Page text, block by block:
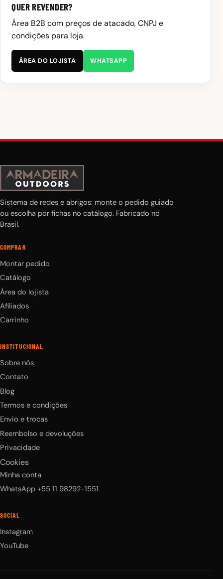
QUER REVENDER?
Área B2B com preços de atacado, CNPJ e
condições para loja.
ÁREA DO LOJISTA WHATSAPP
Sistema de redes e abrigos: monte o pedido guiado
ou escolha por fichas no catálogo. Fabricado no
Brasil.
COMPRAR
Montar pedido
Catálogo
Área do lojista
Afiliados
Carrinho
INSTITUCIONAL
Sobre nós
Contato
Blog
Termos e condições
Envio e trocas
Reembolso e devoluções
Privacidade
Cookies
Minha conta
WhatsApp +55 11 98292-1551
SOCIAL
Instagram
YouTube